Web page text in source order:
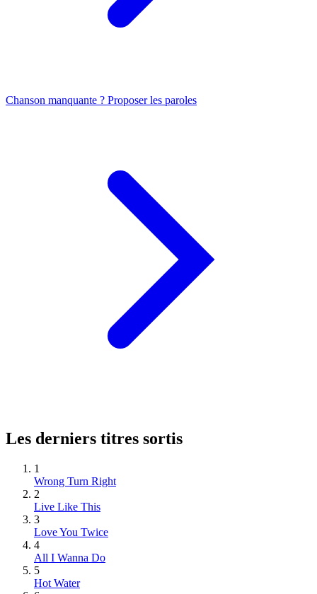
Chanson manquante ? Proposer les paroles
Les derniers titres sortis
1
Wrong Turn Right
2
Live Like This
3
Love You Twice
4
All I Wanna Do
5
Hot Water